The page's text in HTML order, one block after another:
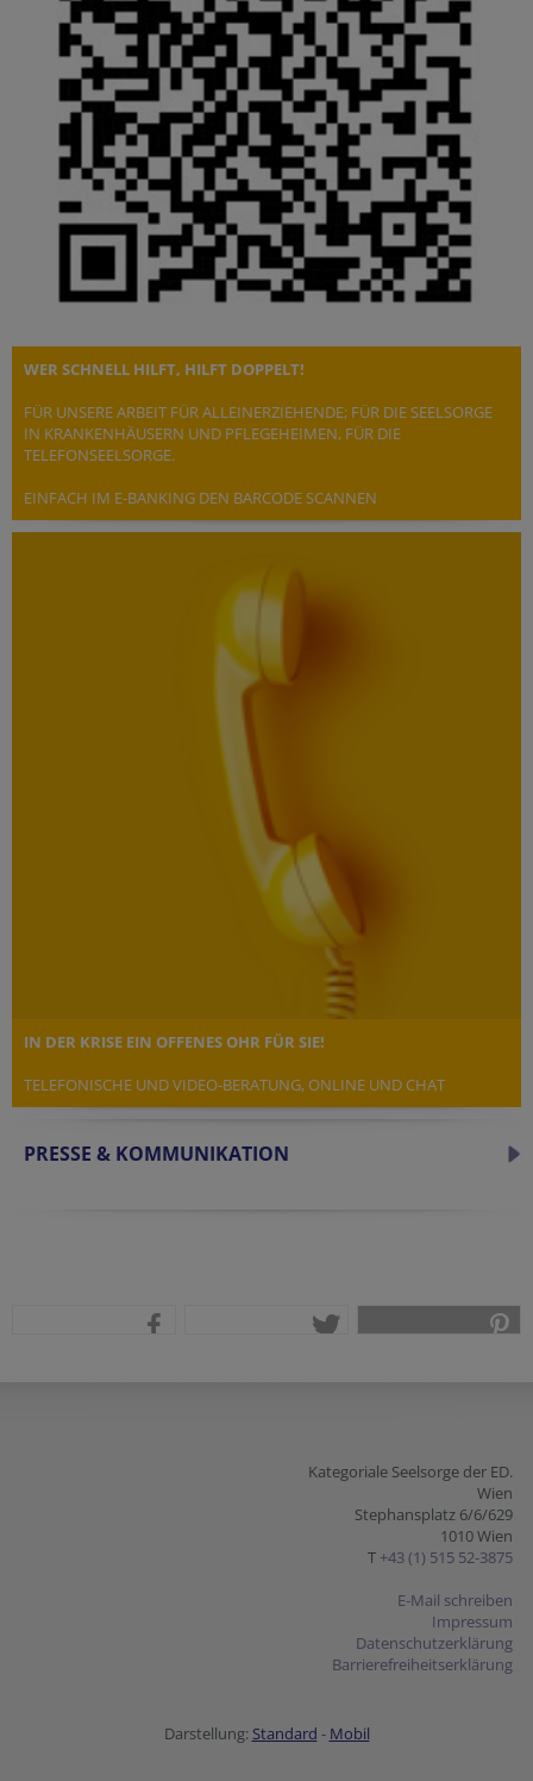
WER SCHNELL HILFT, HILFT DOPPELT!
FÜR UNSERE ARBEIT FÜR ALLEINERZIEHENDE; FÜR DIE SEELSORGE
IN KRANKENHÄUSERN UND PFLEGEHEIMEN, FÜR DIE
TELEFONSEELSORGE.
EINFACH IM E-BANKING DEN BARCODE SCANNEN
IN DER KRISE EIN OFFENES OHR FÜR SIE!
TELEFONISCHE UND VIDEO-BERATUNG, ONLINE UND CHAT
PRESSE & KOMMUNIKATION
Kategoriale Seelsorge der ED.
Wien
Stephansplatz 6/6/629
1010 Wien
T +43 (1) 515 52-3875
E-Mail schreiben
Impressum
Datenschutzerklärung
Barrierefreiheitserklärung
Darstellung: Standard - Mobil